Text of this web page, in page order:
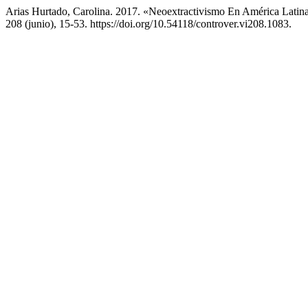
Arias Hurtado, Carolina. 2017. «Neoextractivismo En América
208 (junio), 15-53. https://doi.org/10.54118/controver.vi208.1083.